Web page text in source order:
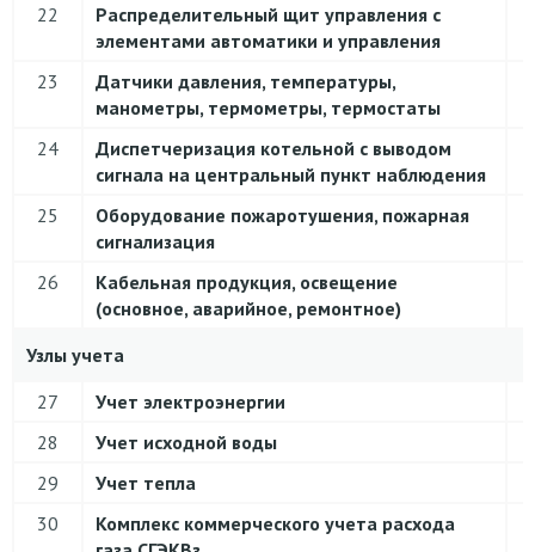
22
Распределительный щит управления с
элементами автоматики и управления
23
Датчики давления, температуры,
манометры, термометры, термостаты
24
Диспетчеризация котельной с выводом
сигнала на центральный пункт наблюдения
25
Оборудование пожаротушения, пожарная
сигнализация
26
Кабельная продукция, освещение
(основное, аварийное, ремонтное)
Узлы учета
27
Учет электроэнергии
28
Учет исходной воды
29
Учет тепла
30
Комплекс коммерческого учета расхода